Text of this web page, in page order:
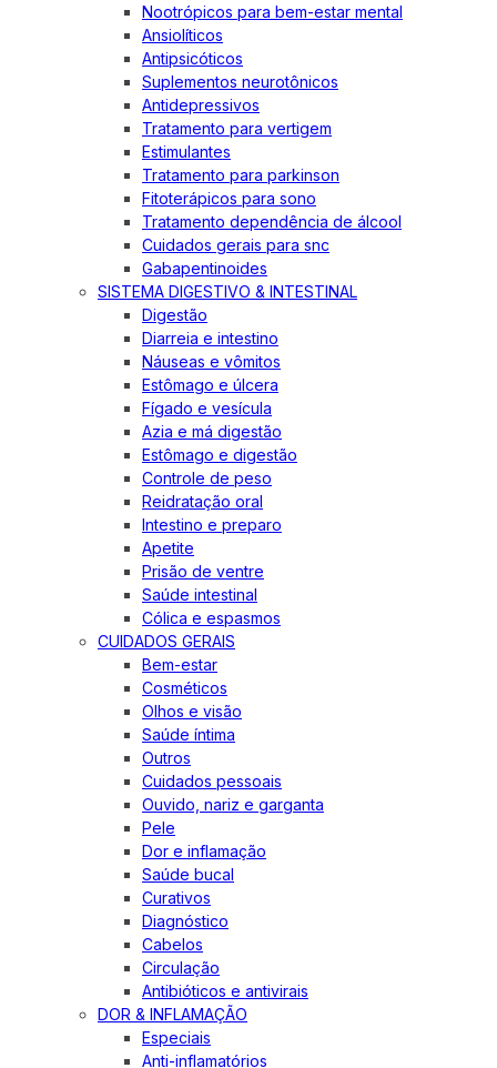
Nootrópicos para bem-estar mental
Ansiolíticos
Antipsicóticos
Suplementos neurotônicos
Antidepressivos
Tratamento para vertigem
Estimulantes
Tratamento para parkinson
Fitoterápicos para sono
Tratamento dependência de álcool
Cuidados gerais para snc
Gabapentinoides
SISTEMA DIGESTIVO & INTESTINAL
Digestão
Diarreia e intestino
Náuseas e vômitos
Estômago e úlcera
Fígado e vesícula
Azia e má digestão
Estômago e digestão
Controle de peso
Reidratação oral
Intestino e preparo
Apetite
Prisão de ventre
Saúde intestinal
Cólica e espasmos
CUIDADOS GERAIS
Bem-estar
Cosméticos
Olhos e visão
Saúde íntima
Outros
Cuidados pessoais
Ouvido, nariz e garganta
Pele
Dor e inflamação
Saúde bucal
Curativos
Diagnóstico
Cabelos
Circulação
Antibióticos e antivirais
DOR & INFLAMAÇÃO
Especiais
Anti-inflamatórios